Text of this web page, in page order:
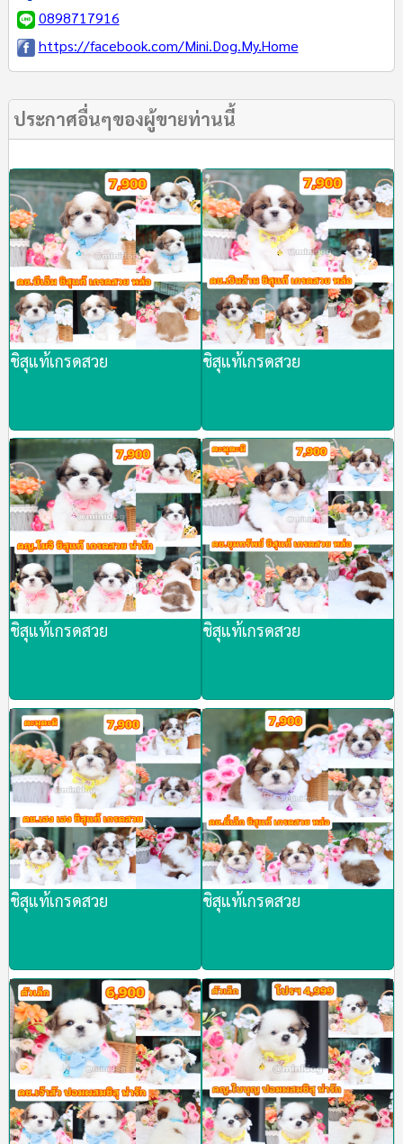
0898717916
https://facebook.com/Mini.Dog.My.Home
ประกาศอื่นๆของผู้ขายท่านนี้
ชิสุแท้เกรดสวย ชิสุแท้เกรดสวย
ชิสุแท้เกรดสวย ชิสุแท้เกรดสวย
ชิสุแท้เกรดสวย ชิสุแท้เกรดสวย